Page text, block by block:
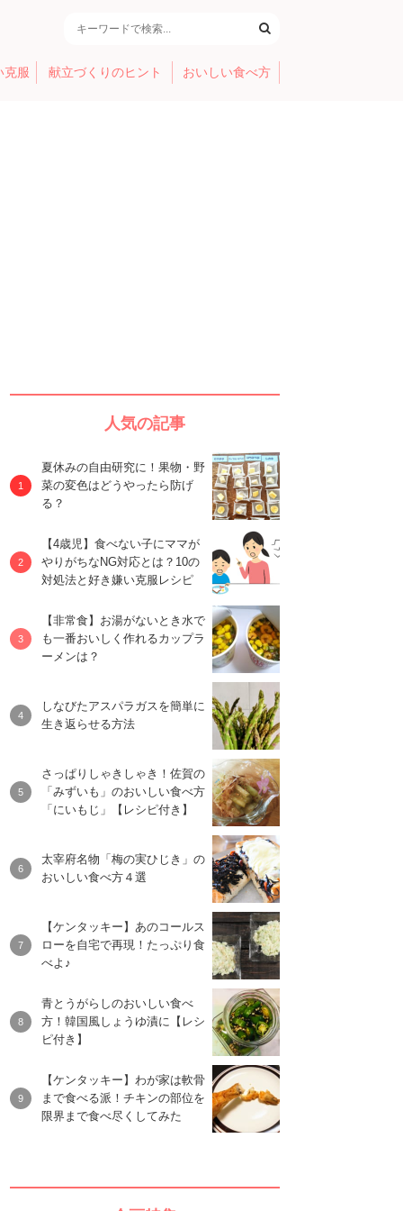
克服 献立づくりのヒント おいしい食べ方
人気の記事
夏休みの自由研究に！果物・野
菜の変色はどうやったら防げ
る？
【4歳児】食べない子にママが
やりがちなNG対応とは？10の
対処法と好き嫌い克服レシピ
【非常食】お湯がないとき水で
も一番おいしく作れるカップラ
ーメンは？
しなびたアスパラガスを簡単に
生き返らせる方法
さっぱりしゃきしゃき！佐賀の
「みずいも」のおいしい食べ方
「にいもじ」【レシピ付き】
太宰府名物「梅の実ひじき」の
おいしい食べ方４選
【ケンタッキー】あのコールス
ローを自宅で再現！たっぷり食
べよ♪
青とうがらしのおいしい食べ
方！韓国風しょうゆ漬に【レシ
ピ付き】
【ケンタッキー】わが家は軟骨
まで食べる派！チキンの部位を
限界まで食べ尽くしてみた